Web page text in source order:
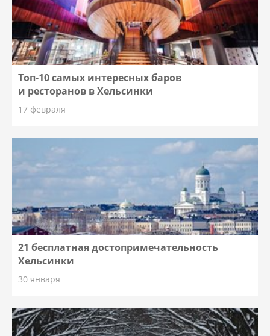
Топ-10 самых интересных баров
и ресторанов в Хельсинки
17 февраля
21 бесплатная достопримечательность
Хельсинки
30 января